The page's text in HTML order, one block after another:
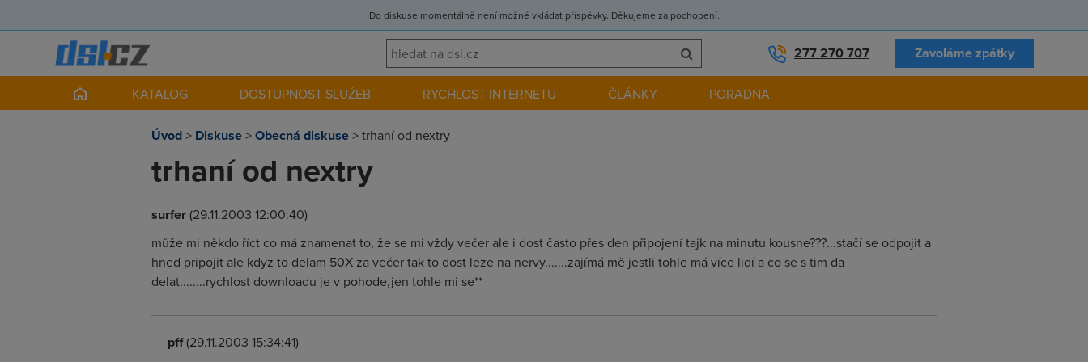
Do diskuse momentálně není možné vkládat příspěvky. Děkujeme za pochopení.
277 270 707 Zavoláme zpátky
KATALOG DOSTUPNOST SLUŽEB RYCHLOST INTERNETU ČLÁNKY PORADNA
Úvod> Diskuse>Obecná diskuse>trhaní od nextry
trhaní od nextry
surfer(29.11.2003 12:00:40)
může mi někdo říct co má znamenat to, že se mi vždy večer ale i dost často přes den připojení tajk na minutu kousne???...stačí se odpojit a
hned pripojit ale kdyz to delam 50X za večer tak to dost leze na nervy.......zajímá mě jestli tohle má více lidí a co se s tim da
delat........rychlost downloadu je v pohode,jen tohle mi se**
pff(29.11.2003 15:34:41)